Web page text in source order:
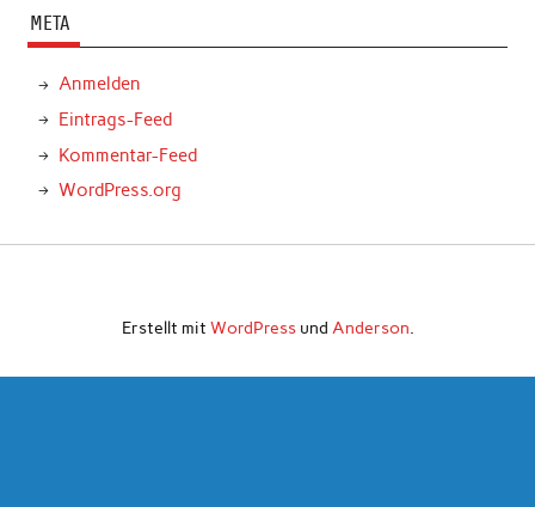
META
Anmelden
Eintrags-Feed
Kommentar-Feed
WordPress.org
Erstellt mit WordPressund Anderson